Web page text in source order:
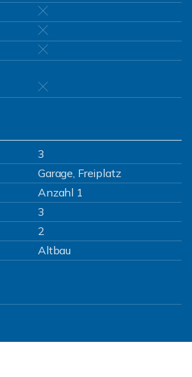
3
Garage, Freiplatz
Anzahl 1
3
2
Altbau